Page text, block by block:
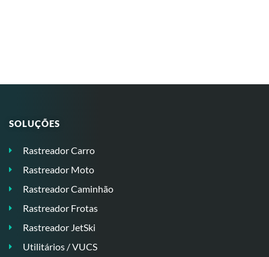
SOLUÇÕES
Rastreador Carro
Rastreador Moto
Rastreador Caminhão
Rastreador Frotas
Rastreador JetSki
Utilitários / VUCS